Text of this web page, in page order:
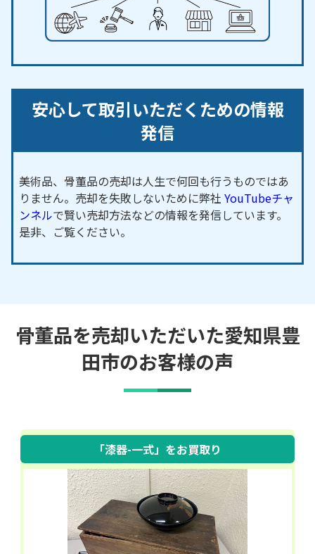
安心して取引いただくための情報
発信
美術品、骨董品の売却は人生で何回も行うものではあ
りません。売却を失敗しないために弊社 YouTubeチャ
ンネルで賢い売却方法などの情報を発信しています。
是非、ご覧ください。
骨董品を売却いただいた愛知県豊
田市のお客様の声
「漆器-一式」 をお買取り